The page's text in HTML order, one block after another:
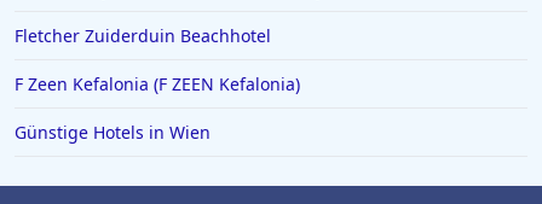
Fletcher Zuiderduin Beachhotel
F Zeen Kefalonia (F ZEEN Kefalonia)
Günstige Hotels in Wien